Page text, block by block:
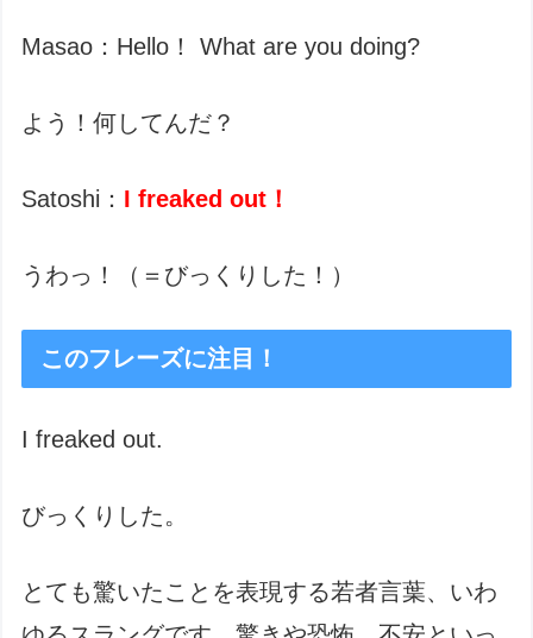
Masao：Hello！ What are you doing?
よう！何してんだ？
Satoshi： I freaked out！
うわっ！（＝びっくりした！）
このフレーズに注目！
I freaked out.
びっくりした。
とても驚いたことを表現する若者言葉、いわ